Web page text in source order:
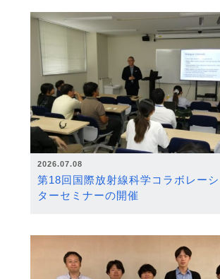
2026.07.08
第18回国際放射線科学コラボレー
ターセミナーの開催